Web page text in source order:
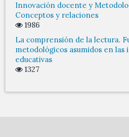
Innovación docente y
Conceptos y relaciones
1986
La comprensión de la lectura.
metodológicos asumidos en las
educativas
1327